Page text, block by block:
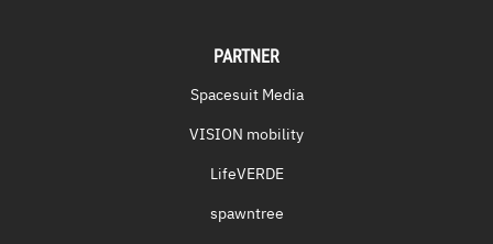
PARTNER
Spacesuit Media
VISION mobility
LifeVERDE
spawntree